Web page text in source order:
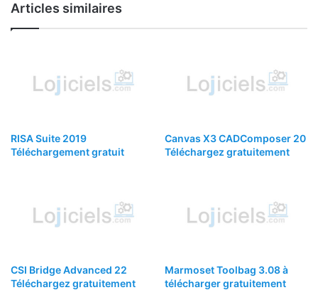
Articles similaires
RISA Suite 2019
Téléchargement gratuit
Canvas X3 CADComposer 20
Téléchargez gratuitement
CSI Bridge Advanced 22
Téléchargez gratuitement
Marmoset Toolbag 3.08 à
télécharger gratuitement